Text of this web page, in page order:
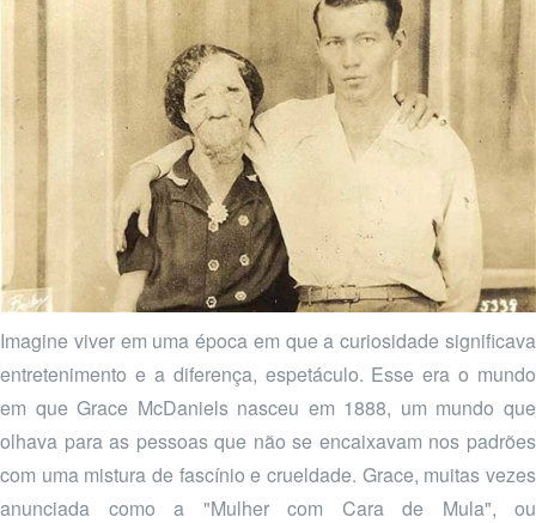
Imagine viver em uma época em que a curiosidade significava
entretenimento e a diferença, espetáculo. Esse era o mundo
em que Grace McDaniels nasceu em 1888, um mundo que
olhava para as pessoas que não se encaixavam nos padrões
com uma mistura de fascínio e crueldade. Grace, muitas vezes
anunciada como a "Mulher com Cara de Mula", ou